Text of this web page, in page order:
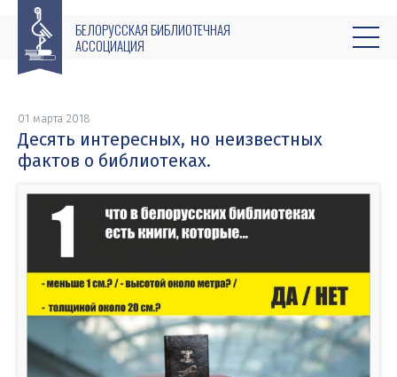
БЕЛОРУССКАЯ БИБЛИОТЕЧНАЯ
АССОЦИАЦИЯ
01 марта 2018
Десять интересных, но неизвестных
фактов о библиотеках.